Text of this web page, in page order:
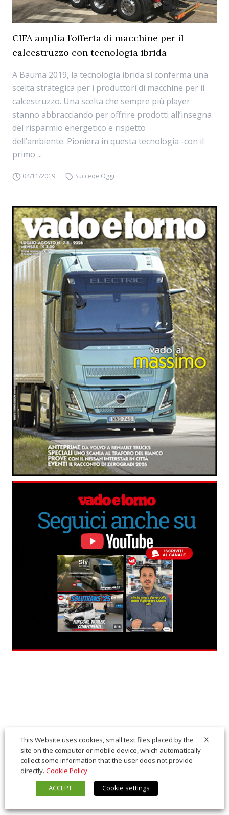
CIFA amplia l’offerta di macchine per il
calcestruzzo con tecnologia ibrida
A Bauma 2019, la tecnologia ibrida si conferma una
scelta strategica per i produttori di macchine per il
calcestruzzo. Una scelta che sempre più player
stanno abbracciando per offrire prodotti all’insegna
del risparmio energetico e rispetto
dell’ambiente. Pioniera in questa tecnologia -con il
primo ...
04/11/2019 Succede Oggi
X
This Website uses cookies, small text files placed by the
site on the computer or mobile device, which automatically
collect some information that the user does not provide
directly. Cookie Policy
ACCEPT
Cookie settings